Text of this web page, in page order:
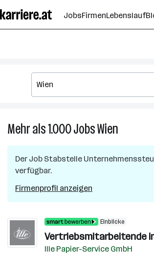
Seiteninhalt
springen
JobsFirmenLebenslauf
Mehr als 1.000JobsWien
Jobs
Der Job Stabstelle
verfügbar.
Firmenprofil anzeigen
Einblicke
Vertriebsmitarbeitende
Ille Papier-Service GmbH